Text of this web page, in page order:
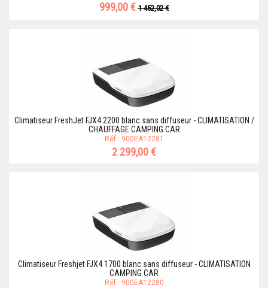
999,00 €1 452,02 €
Climatiseur FreshJet FJX4 2200 blanc sans diffuseur - CLIMATISATION /
CHAUFFAGE CAMPING CAR
Réf.: 900EA12281
2 299,00 €
Climatiseur Freshjet FJX4 1700 blanc sans diffuseur - CLIMATISATION
CAMPING CAR
Réf.: 900EA12280